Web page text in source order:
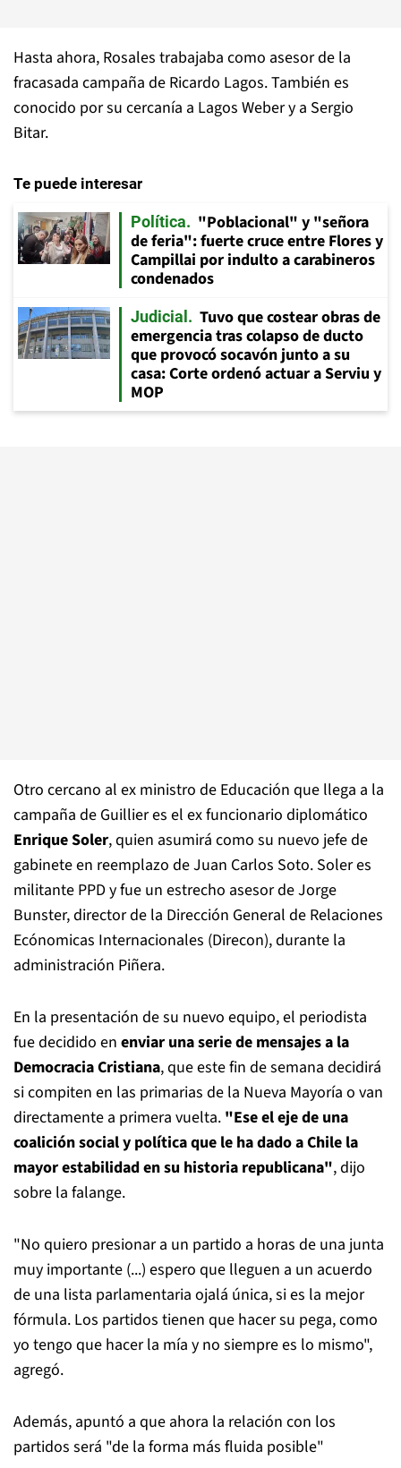
Hasta ahora, Rosales trabajaba como asesor de la
fracasada campaña de Ricardo Lagos. También es
conocido por su cercanía a Lagos Weber y a Sergio
Bitar.
Te puede interesar
Política
"Poblacional" y "señora
de feria": fuerte cruce entre Flores y
Campillai por indulto a carabineros
condenados
Judicial
Tuvo que costear obras de
emergencia tras colapso de ducto
que provocó socavón junto a su
casa: Corte ordenó actuar a Serviu y
MOP
Otro cercano al ex ministro de Educación que llega a la
campaña de Guillier es el ex funcionario diplomático
Enrique Soler, quien asumirá como su nuevo jefe de
gabinete en reemplazo de Juan Carlos Soto. Soler es
militante PPD y fue un estrecho asesor de Jorge
Bunster, director de la Dirección General de Relaciones
Ecónomicas Internacionales (Direcon), durante la
administración Piñera.
En la presentación de su nuevo equipo, el periodista
fue decidido en enviar una serie de mensajes a la
Democracia Cristiana, que este fin de semana decidirá
si compiten en las primarias de la Nueva Mayoría o van
directamente a primera vuelta. "Ese el eje de una
coalición social y política que le ha dado a Chile la
mayor estabilidad en su historia republicana", dijo
sobre la falange.
"No quiero presionar a un partido a horas de una junta
muy importante (...) espero que lleguen a un acuerdo
de una lista parlamentaria ojalá única, si es la mejor
fórmula. Los partidos tienen que hacer su pega, como
yo tengo que hacer la mía y no siempre es lo mismo",
agregó.
Además, apuntó a que ahora la relación con los
partidos será "de la forma más fluida posible"